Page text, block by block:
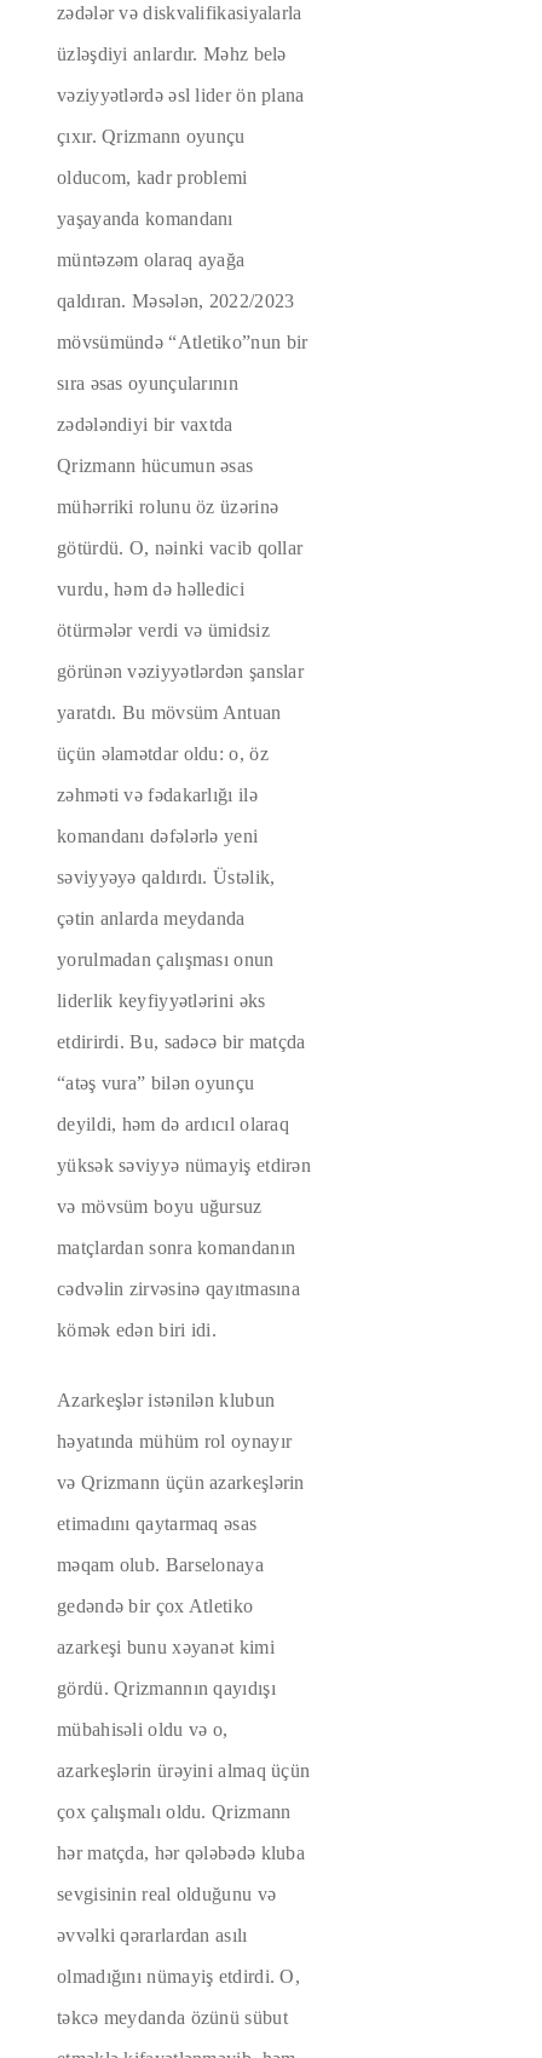
zədələr və diskvalifikasiyalarla
üzləşdiyi anlardır. Məhz belə
vəziyyətlərdə əsl lider ön plana
çıxır. Qrizmann oyunçu
olducom, kadr problemi
yaşayanda komandanı
müntəzəm olaraq ayağa
qaldıran. Məsələn, 2022/2023
mövsümündə “Atletiko”nun bir
sıra əsas oyunçularının
zədələndiyi bir vaxtda
Qrizmann hücumun əsas
mühərriki rolunu öz üzərinə
götürdü. O, nəinki vacib qollar
vurdu, həm də həlledici
ötürmələr verdi və ümidsiz
görünən vəziyyətlərdən şanslar
yaratdı. Bu mövsüm Antuan
üçün əlamətdar oldu: o, öz
zəhməti və fədakarlığı ilə
komandanı dəfələrlə yeni
səviyyəyə qaldırdı. Üstəlik,
çətin anlarda meydanda
yorulmadan çalışması onun
liderlik keyfiyyətlərini əks
etdirirdi. Bu, sadəcə bir matçda
“atəş vura” bilən oyunçu
deyildi, həm də ardıcıl olaraq
yüksək səviyyə nümayiş etdirən
və mövsüm boyu uğursuz
matçlardan sonra komandanın
cədvəlin zirvəsinə qayıtmasına
kömək edən biri idi.
Azarkeşlər istənilən klubun
həyatında mühüm rol oynayır
və Qrizmann üçün azarkeşlərin
etimadını qaytarmaq əsas
məqam olub. Barselonaya
gedəndə bir çox Atletiko
azarkeşi bunu xəyanət kimi
gördü. Qrizmannın qayıdışı
mübahisəli oldu və o,
azarkeşlərin ürəyini almaq üçün
çox çalışmalı oldu. Qrizmann
hər matçda, hər qələbədə kluba
sevgisinin real olduğunu və
əvvəlki qərarlardan asılı
olmadığını nümayiş etdirdi. O,
təkcə meydanda özünü sübut